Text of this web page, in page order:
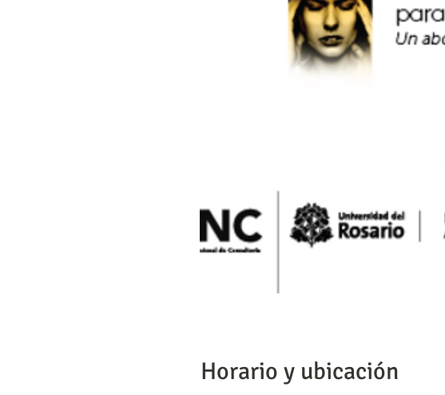
Horario y ubicación